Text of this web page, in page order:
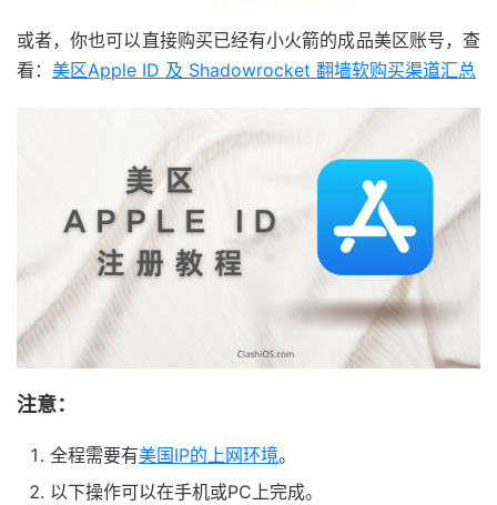
或者，你也可以直接购买已经有小火箭的成品美区账号，查
看： 美区Apple ID 及 Shadowrocket 翻墙软购买渠道汇总
注意：
全程需要有美国IP的上网环境。
以下操作可以在手机或PC上完成。